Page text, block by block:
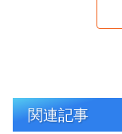
関連記事